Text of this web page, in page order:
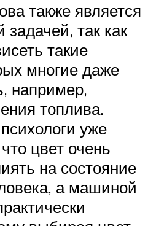
также является
так как
такие
многие даже
например,
топлива.
уже
цвет очень
на состояние
а машиной